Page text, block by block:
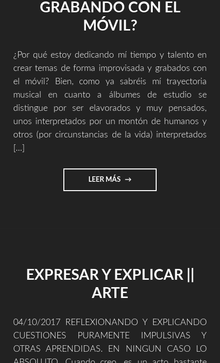
GRABANDO CON EL
MÓVIL?
¿Por qué estoy dedicando mí tiempo y talento en
crear temas de forma improvisada y grabados con
el móvil? Bien, como ya sabréis mí trayectoria
musical en cuanto a álbumes de estudio se
distingue por ser elavorados y muy pensados,
unos interpretados por un montón de humanos y
otros (por circunstancias de la vida) interpretados
[…]
LEER MÁS "¿POR
QUÉ
CREAR
FORMA
GRABANDO
CON
EL
EXPRESAR Y EXPLICAR ||
ARTE
04/10/2017 REFLEXIONANDO Y EXPLICANDO
CUESTIONES PURAMENTE IMPULSIVAS Y
OTRAS APRENDIDAS. EN NINGUN CASO LO